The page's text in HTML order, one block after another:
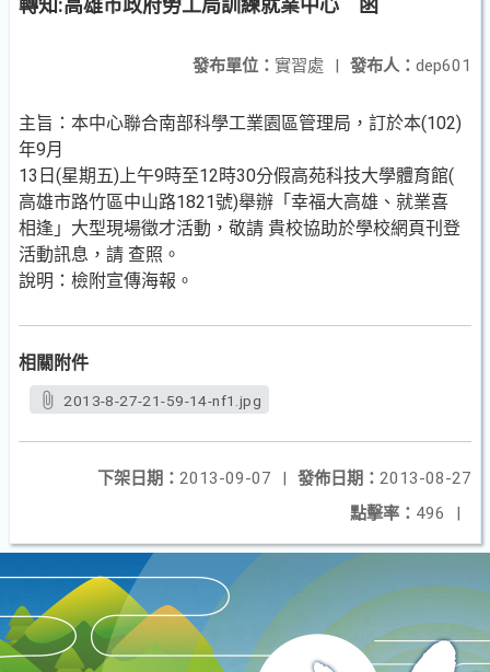
轉知:高雄市政府勞工局訓練就業中心 函
發布人： dep601
發布單位： 實習處 |
主旨：本中心聯合南部科學工業園區管理局，訂於本(102)
年9月
13日(星期五)上午9時至12時30分假高苑科技大學體育館(
高雄市路竹區中山路1821號)舉辦「幸福大高雄、就業喜
相逢」大型現場徵才活動，敬請 貴校協助於學校網頁刊登
活動訊息，請 查照。
說明：檢附宣傳海報。
相關附件
2013-8-27-21-59-14-nf1.jpg
發佈日期： 2013-08-27
下架日期： 2013-09-07
|
點擊率： 496 |